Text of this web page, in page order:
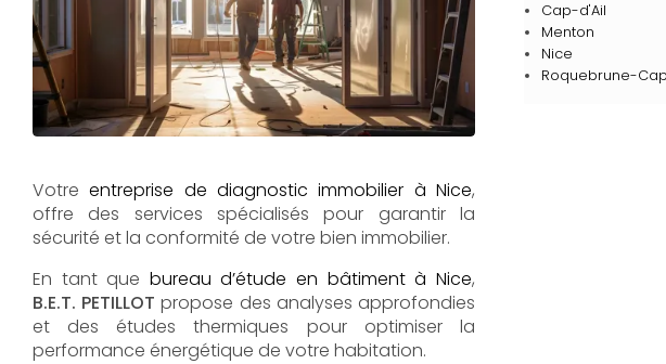
Votreentreprise de diagnostic immobilier à Nice,
offre des services spécialisés pour garantir la
sécurité et la conformité de votre bien immobilier.
En tant que bureau d’étude en bâtiment à Nice,
B.E.T. PETILLOT propose des analyses approfondies
et des études thermiques pour optimiser la
performance énergétique de votre habitation.
Cap-d'Ail
Menton
Nice
Roquebrune-